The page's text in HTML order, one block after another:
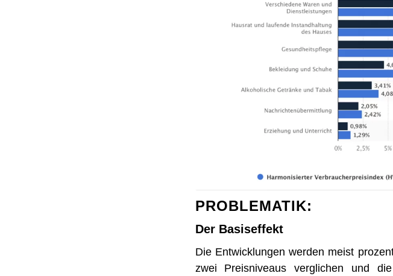
PROBLEMATIK:
Der Basiseffekt
Die Entwicklungen werden meist
zwei Preisniveaus verglichen und